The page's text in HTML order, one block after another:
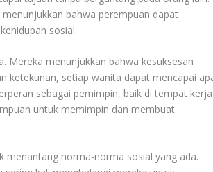
bahwa perempuan dapat
sosial.
Mereka menunjukkan bahwa kesuksesan
ketekunan, setiap wanita dapat mencapai
sebagai pemimpin, baik di tempat kerja
untuk memimpin dan membuat
menantang norma-norma sosial yang ada.